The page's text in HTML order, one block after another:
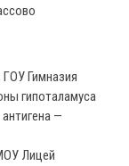
Гимназия
гипоталамуса
—
Лицей